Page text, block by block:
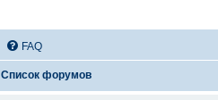
FAQ
Список форумов